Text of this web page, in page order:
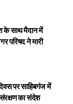
के साथ मैदान में
परिषद ने मारी
पर साहिबगंज में
का संदेश